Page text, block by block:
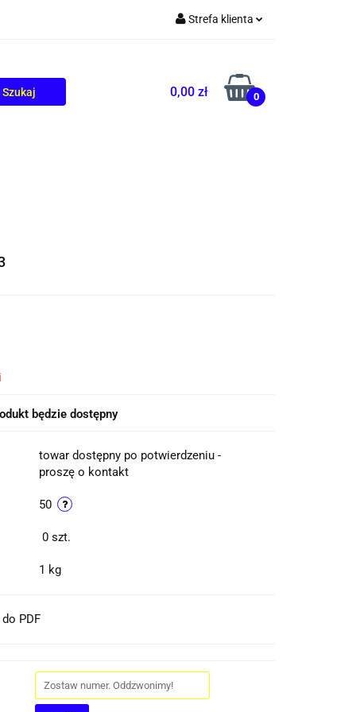
Strefa klienta
Zarejestruj się
Dodaj zgłoszenie
0,00 zł 0
będzie dostępny
towar dostępny po potwierdzeniu -
proszę o kontakt
50
0 szt.
1 kg
PDF